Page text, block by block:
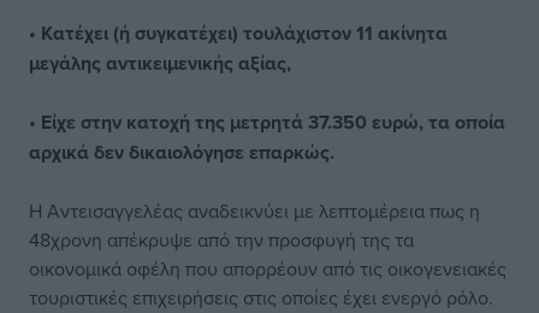
• Κατέχει (ή συγκατέχει) τουλάχιστον 11 ακίνητα
μεγάλης αντικειμενικής αξίας,
• Είχε στην κατοχή της μετρητά 37.350 ευρώ, τα οποία
αρχικά δεν δικαιολόγησε επαρκώς.
Η Αντεισαγγελέας αναδεικνύει με λεπτομέρεια πως η
48χρονη απέκρυψε από την προσφυγή της τα
οικονομικά οφέλη που απορρέουν από τις οικογενειακές
τουριστικές επιχειρήσεις στις οποίες έχει ενεργό ρόλο.